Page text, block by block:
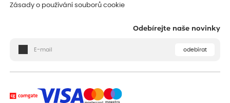
Zásady o používání souborů cookie
Odebírejte naše novinky
odebírat